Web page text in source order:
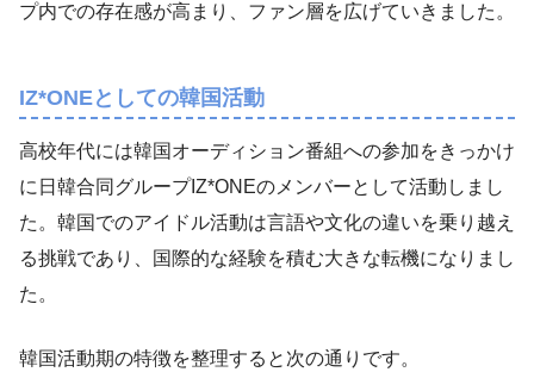
プ内での存在感が高まり、ファン層を広げていきました。
IZ*ONEとしての韓国活動
高校年代には韓国オーディション番組への参加をきっかけ
に日韓合同グループIZ*ONEのメンバーとして活動しまし
た。韓国でのアイドル活動は言語や文化の違いを乗り越え
る挑戦であり、国際的な経験を積む大きな転機になりまし
た。
韓国活動期の特徴を整理すると次の通りです。